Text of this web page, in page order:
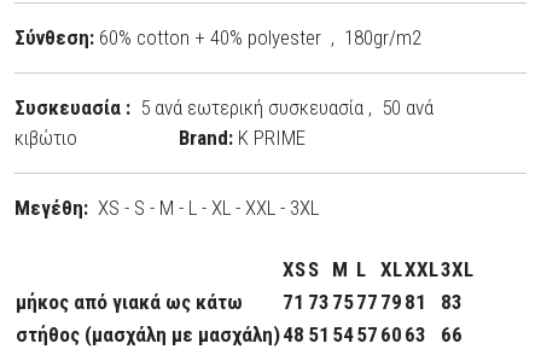
Σύνθεση: 60% cotton + 40% polyester , 180gr/m2
Συσκευασία : 5 ανά εωτερική συσκευασία , 50 ανά
κιβώτιο
Brand: K PRIME
Μεγέθη: XS - S - M - L - XL - XXL - 3XL
XSS M L XLXXL3XL
μήκος από γιακά ως κάτω
71 73 7577 79 81
83
στήθος (μασχάλη με μασχάλη)48 51 5457 60 63 66